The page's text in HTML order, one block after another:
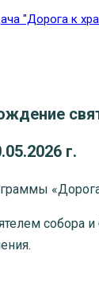
"Дорога к
.05.2026г.
собора